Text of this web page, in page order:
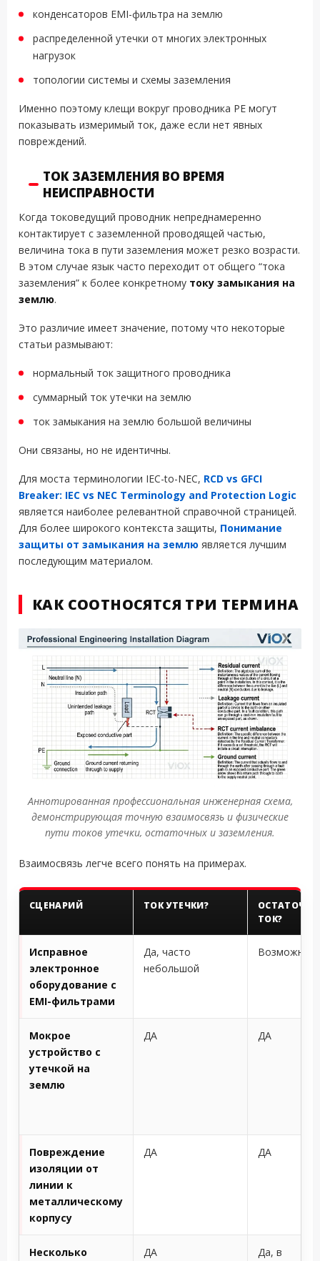
конденсаторов EMI-фильтра на землю
распределенной утечки от многих электронных
нагрузок
топологии системы и схемы заземления
Именно поэтому клещи вокруг проводника PE могут
показывать измеримый ток, даже если нет явных
повреждений.
ТОК ЗАЗЕМЛЕНИЯ ВО ВРЕМЯ
НЕИСПРАВНОСТИ
Когда токоведущий проводник непреднамеренно
контактирует с заземленной проводящей частью,
величина тока в пути заземления может резко возрасти.
В этом случае язык часто переходит от общего “тока
заземления” к более конкретному току замыкания на
землю.
Это различие имеет значение, потому что некоторые
статьи размывают:
нормальный ток защитного проводника
суммарный ток утечки на землю
ток замыкания на землю большой величины
Они связаны, но не идентичны.
Для моста терминологии IEC-to-NEC, RCD vs GFCI
Breaker: IEC vs NEC Terminology and Protection Logic
является наиболее релевантной справочной страницей.
Для более широкого контекста защиты, Понимание
защиты от замыкания на землю является лучшим
последующим материалом.
КАК СООТНОСЯТСЯ ТРИ ТЕРМИНА
Аннотированная профессиональная инженерная схема,
демонстрирующая точную взаимосвязь и физические
пути токов утечки, остаточных и заземления.
Взаимосвязь легче всего понять на примерах.
СЦЕНАРИЙ ТОК УТЕЧКИ?
ТОК?
Исправное
электронное
оборудование с
EMI-фильтрами
Да, часто
небольшой
Возможно
Мокрое
устройство с
утечкой на
землю
ДА ДА
Повреждение
изоляции от
линии к
металлическому
корпусу
ДА ДА
Несколько
ДА
Да, в